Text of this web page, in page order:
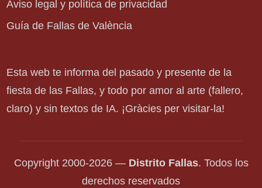
Aviso legal y política de privacidad
Guía de Fallas de València
Esta web te informa del pasado y presente de la
fiesta de las Fallas, y todo por amor al arte (fallero,
claro) y sin textos de IA. ¡Gràcies per visitar-la!
Copyright 2000-2026 — Distrito Fallas. Todos los
derechos reservados